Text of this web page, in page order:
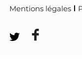
Mentions légales